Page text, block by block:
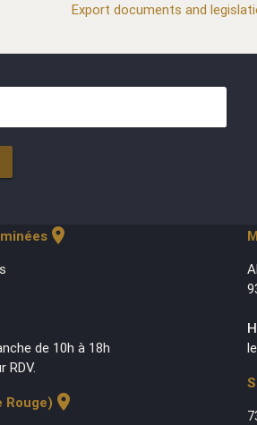
Export documents and
location_on
de 10h à 18h
RDV.
Rouge) location_on